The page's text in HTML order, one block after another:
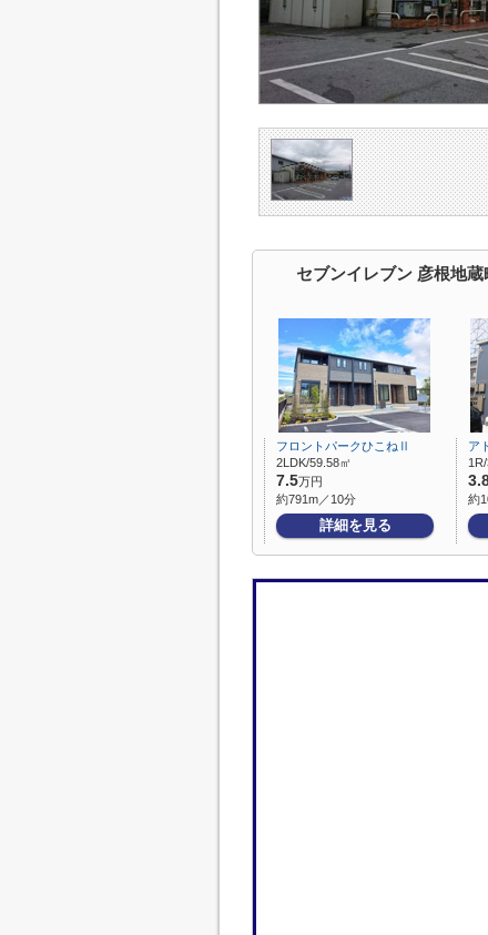
セブンイレブン 彦根地
フロントパークひこねⅡ
2LDK/59.58㎡
7.5万円
約791m／10分
詳細を見る
ア
約